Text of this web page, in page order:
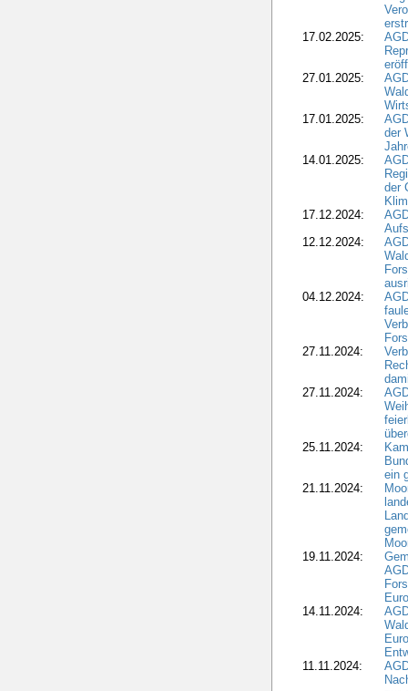
17.02.2025:
27.01.2025:
17.01.2025:
der
14.01.2025:
der
17.12.2024:
12.12.2024:
04.12.2024:
27.11.2024:
27.11.2024:
25.11.2024:
ein
21.11.2024:
19.11.2024:
14.11.2024:
11.11.2024: